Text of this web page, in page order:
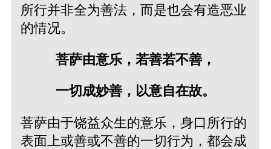
所行并非全为善法，而是也会有造恶业
的情况。
菩萨由意乐，若善若不善，
一切成妙善，以意自在故。
菩萨由于饶益众生的意乐，身口所行的
表面上或善或不善的一切行为，都会成